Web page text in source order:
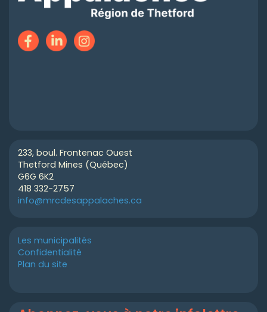
233, boul. Frontenac Ouest
Thetford Mines (Québec)
G6G 6K2
418 332-2757
info@mrcdesappalaches.ca
Les municipalités
Confidentialité
Plan du site